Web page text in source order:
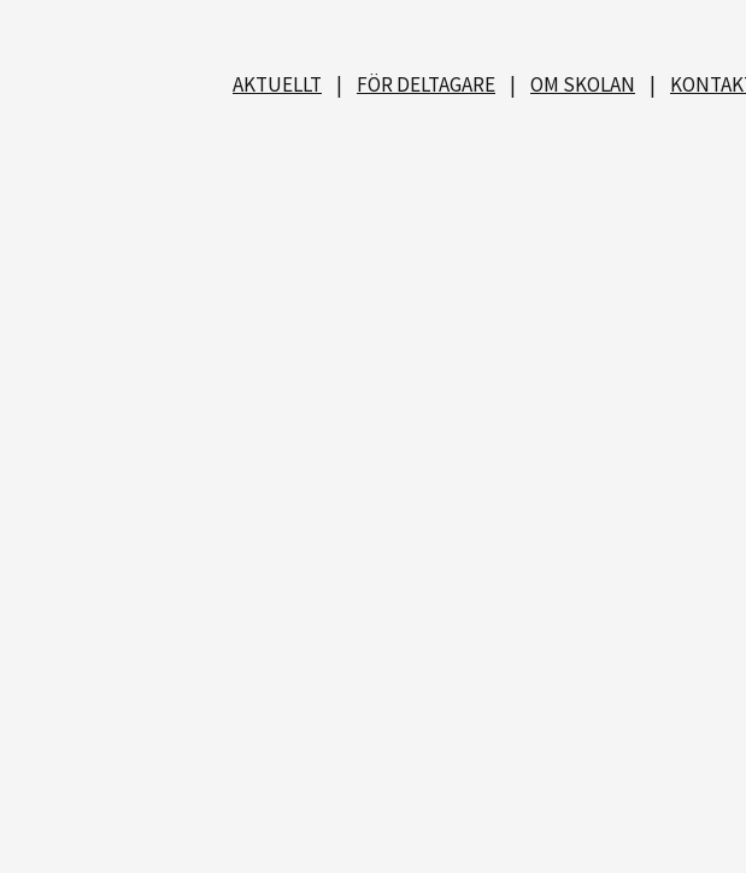
AKTUELLT | FÖR DELTAGARE | OM SKOLAN |